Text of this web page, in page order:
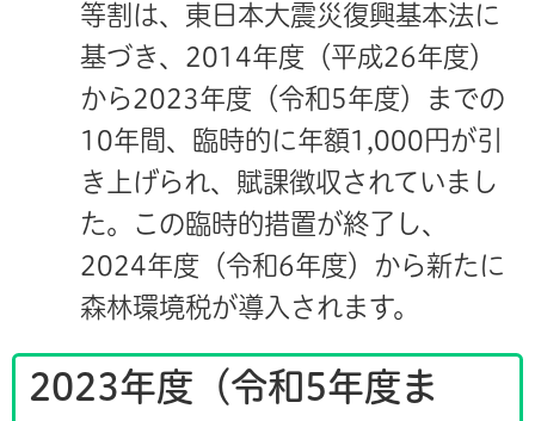
等割は、東日本大震災復興基本法に
基づき、2014年度（平成26年度）
から2023年度（令和5年度）までの
10年間、臨時的に年額1,000円が引
き上げられ、賦課徴収されていまし
た。この臨時的措置が終了し、
2024年度（令和6年度）から新たに
森林環境税が導入されます。
2023年度（令和5年度ま